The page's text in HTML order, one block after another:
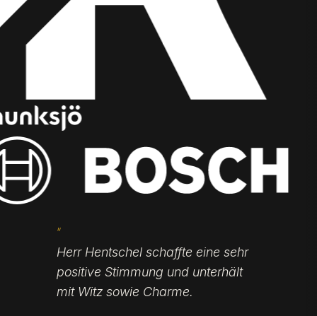
“
Herr Hentschel schaffte eine sehr
positive Stimmung und unterhält
mit Witz sowie Charme.